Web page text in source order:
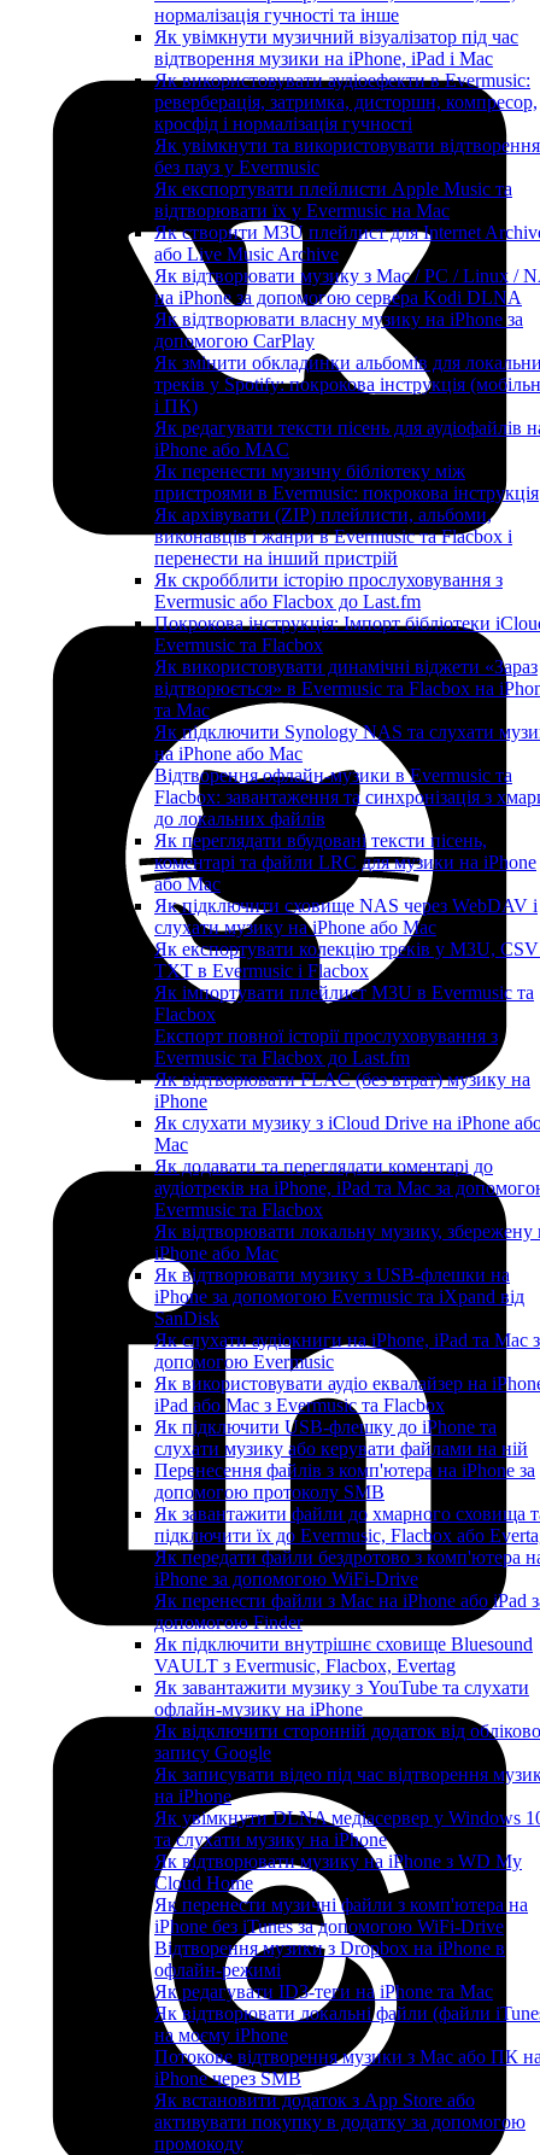
нормалізація гучності та інше
Як увімкнути музичний візуалізатор під час
відтворення музики на iPhone, iPad і Mac
Як використовувати аудіоефекти в Evermusic:
реверберація, затримка, дисторшн, компресор,
кросфід і нормалізація гучності
Як увімкнути та використовувати відтворення
без пауз у Evermusic
Як експортувати плейлисти Apple Music та
відтворювати їх у Evermusic на Mac
Як створити M3U плейлист для Internet
або Live Music Archive
Як відтворювати музику з Mac / PC / Linux /
на iPhone за допомогою сервера Kodi DLNA
Як відтворювати власну музику на iPhone за
допомогою CarPlay
Як змінити обкладинки альбомів для
треків у Spotify: покрокова інструкція
і ПК)
Як редагувати тексти пісень для аудіофайлів
iPhone або MAC
Як перенести музичну бібліотеку між
пристроями в Evermusic: покрокова інструкція
Як архівувати (ZIP) плейлисти, альбоми,
виконавців і жанри в Evermusic та Flacbox і
перенести на інший пристрій
Як скробблити історію прослуховування з
Evermusic або Flacbox до Last.fm
Покрокова інструкція: Імпорт бібліотеки
Evermusic та Flacbox
Як використовувати динамічні віджети «Зараз
відтворюється» в Evermusic та Flacbox на
та Mac
Як підключити Synology NAS та слухати
на iPhone або Mac
Відтворення офлайн-музики в Evermusic та
Flacbox: завантаження та синхронізація з
до локальних файлів
Як переглядати вбудовані тексти пісень,
коментарі та файли LRC для музики на iPhone
або Mac
Як підключити сховище NAS через WebDAV і
слухати музику на iPhone або Mac
Як експортувати колекцію треків у M3U,
TXT в Evermusic і Flacbox
Як імпортувати плейлист M3U в Evermusic та
Flacbox
Експорт повної історії прослуховування з
Evermusic та Flacbox до Last.fm
Як відтворювати FLAC (без втрат) музику на
iPhone
Як слухати музику з iCloud Drive на iPhone
Mac
Як додавати та переглядати коментарі до
аудіотреків на iPhone, iPad та Mac за
Evermusic та Flacbox
Як відтворювати локальну музику, збережену
iPhone або Mac
Як відтворювати музику з USB-флешки на
iPhone за допомогою Evermusic та iXpand від
SanDisk
Як слухати аудіокниги на iPhone, iPad та Mac
допомогою Evermusic
Як використовувати аудіо еквалайзер на
iPad або Mac з Evermusic та Flacbox
Як підключити USB-флешку до iPhone та
слухати музику або керувати файлами на ній
Перенесення файлів з комп'ютера на iPhone за
допомогою протоколу SMB
Як завантажити файли до хмарного сховища
підключити їх до Evermusic, Flacbox або
Як передати файли бездротово з комп'ютера
iPhone за допомогою WiFi-Drive
Як перенести файли з Mac на iPhone або iPad
допомогою Finder
Як підключити внутрішнє сховище Bluesound
VAULT з Evermusic, Flacbox, Evertag
Як завантажити музику з YouTube та слухати
офлайн-музику на iPhone
Як відключити сторонній додаток від
запису Google
Як записувати відео під час відтворення
на iPhone
Як увімкнути DLNA медіасервер у Windows
та слухати музику на iPhone
Як відтворювати музику на iPhone з WD My
Cloud Home
Як перенести музичні файли з комп'ютера на
iPhone без iTunes за допомогою WiFi-Drive
Відтворення музики з Dropbox на iPhone в
офлайн-режимі
Як редагувати ID3-теги на iPhone та Mac
Як відтворювати локальні файли (файли
на моєму iPhone
Потокове відтворення музики з Mac або ПК
iPhone через SMB
Як встановити додаток з App Store або
активувати покупку в додатку за допомогою
промокоду